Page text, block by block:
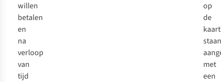
willen
betalen
en
na
verloop
van
tijd
op
de
kaart
staan
met
een